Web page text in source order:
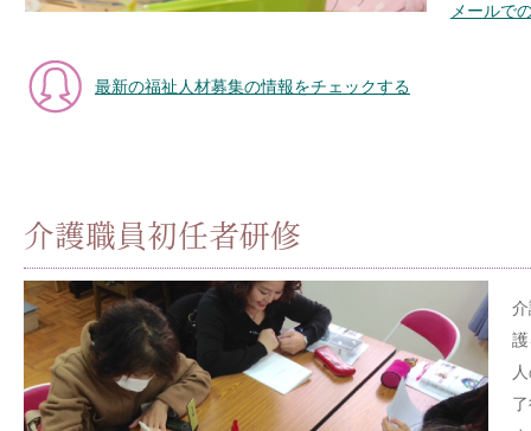
最新の福祉人材募集の情報をチェックする
メールで
介護職員初任者研修